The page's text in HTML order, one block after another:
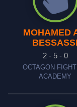
MOHAMED
BESSASSI
2 - 5 - 0
OCTAGON
ACADEMY